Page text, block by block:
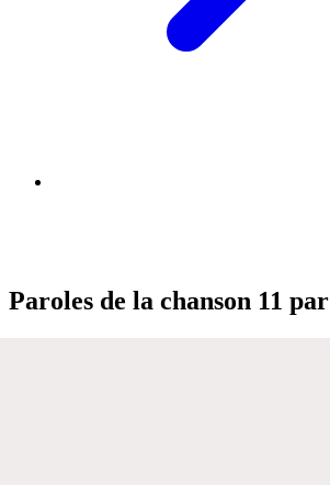
Paroles de la chanson 11 par